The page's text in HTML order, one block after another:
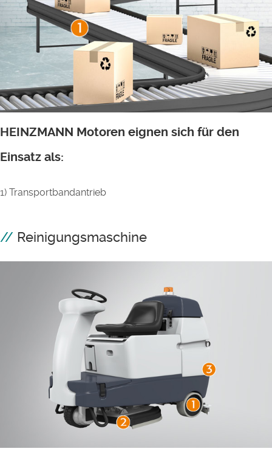
HEINZMANN Motoren eignen sich für den
Einsatz als:
1) Transportbandantrieb
Reinigungsmaschine